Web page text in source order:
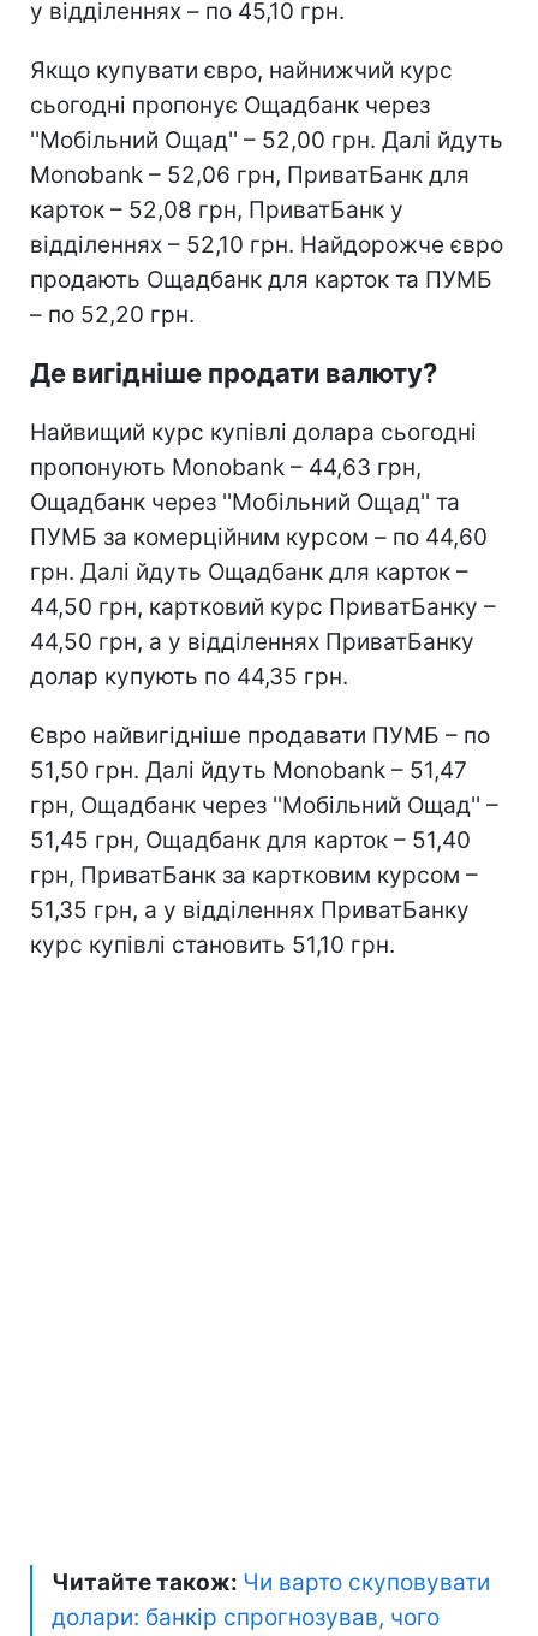
у відділеннях – по 45,10 грн.
Якщо купувати євро, найнижчий курс
сьогодні пропонує Ощадбанк через
''Мобільний Ощад'' – 52,00 грн. Далі йдуть
Monobank – 52,06 грн, ПриватБанк для
карток – 52,08 грн, ПриватБанк у
відділеннях – 52,10 грн. Найдорожче євро
продають Ощадбанк для карток та ПУМБ
– по 52,20 грн.
Де вигідніше продати валюту?
Найвищий курс купівлі долара сьогодні
пропонують Monobank – 44,63 грн,
Ощадбанк через ''Мобільний Ощад'' та
ПУМБ за комерційним курсом – по 44,60
грн. Далі йдуть Ощадбанк для карток –
44,50 грн, картковий курс ПриватБанку –
44,50 грн, а у відділеннях ПриватБанку
долар купують по 44,35 грн.
Євро найвигідніше продавати ПУМБ – по
51,50 грн. Далі йдуть Monobank – 51,47
грн, Ощадбанк через ''Мобільний Ощад'' –
51,45 грн, Ощадбанк для карток – 51,40
грн, ПриватБанк за картковим курсом –
51,35 грн, а у відділеннях ПриватБанку
курс купівлі становить 51,10 грн.
Читайте також: Чи варто скуповувати
долари: банкір спрогнозував, чого